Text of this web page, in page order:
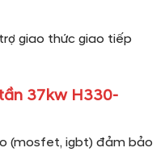
giao thức giao tiếp
37kw H330-
(mosfet, igbt) đảm bảo